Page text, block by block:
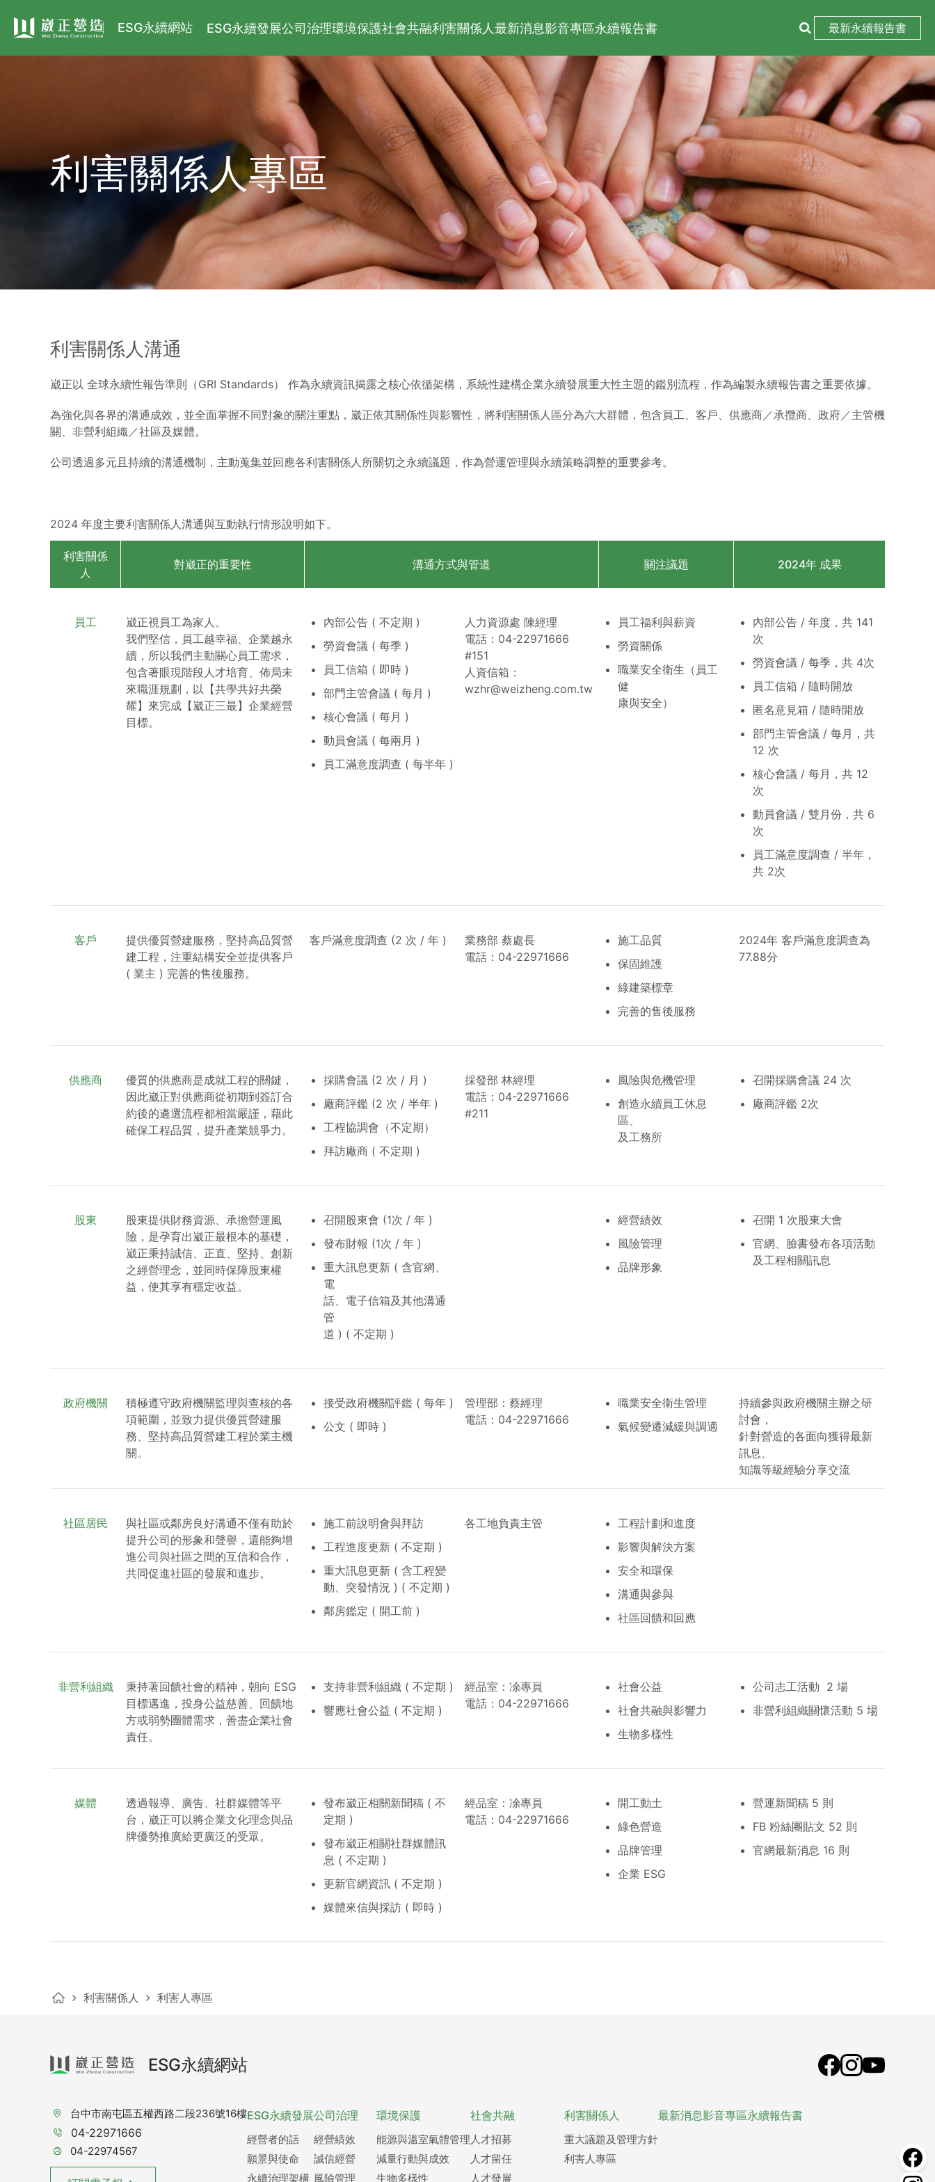
ESG永續網站 ESG永續發展公司治理環境保護社會共融利害關係人最新消息影音專區永續報告書 最新永續報告書
利害關係人專區
利害關係人溝通
崴正以 全球永續性報告準則（GRI Standards） 作為永續資訊揭露之核心依循架構，系統性建構企業永續發展重大性主題的鑑別流程，作為編製永續報告書之重要依據。
為強化與各界的溝通成效，並全面掌握不同對象的關注重點，崴正依其關係性與影響性，將利害關係人區分為六大群體，包含員工、客戶、供應商／承攬商、政府／主管機
關、非營利組織／社區及媒體。
公司透過多元且持續的溝通機制，主動蒐集並回應各利害關係人所關切之永續議題，作為營運管理與永續策略調整的重要參考。
2024 年度主要利害關係人溝通與互動執行情形說明如下。
利害關係
人
對崴正的重要性 溝通方式與管道 關注議題 2024年 成果
員工
崴正視員工為家人。
我們堅信，員工越幸福、企業越永
續，所以我們主動關心員工需求，
包含著眼現階段人才培育、佈局未
來職涯規劃，以【共學共好共榮
耀】來完成【崴正三最】企業經營
目標。
內部公告 ( 不定期 )
勞資會議 ( 每季 )
員工信箱 ( 即時 )
部門主管會議 ( 每月 )
核心會議 ( 每月 )
動員會議 ( 每兩月 )
員工滿意度調查 ( 每半年 )
人力資源處 陳經理
電話：04-22971666
#151
人資信箱：
wzhr@weizheng.com.tw
員工福利與薪資
勞資關係
職業安全衛生（員工
健
康與安全）
內部公告 / 年度，共 141
次
勞資會議 / 每季，共 4次
員工信箱 / 隨時開放
匿名意見箱 / 隨時開放
部門主管會議 / 每月，共
12 次
核心會議 / 每月，共 12
次
動員會議 / 雙月份，共 6
次
員工滿意度調查 / 半年，
共 2次
客戶
提供優質營建服務，堅持高品質營
建工程，注重結構安全並提供客戶
( 業主 ) 完善的售後服務。
客戶滿意度調查 (2 次 / 年 )
業務部 蔡處長
電話：04-22971666
施工品質
保固維護
綠建築標章
完善的售後服務
2024年 客戶滿意度調查為
77.88分
供應商
優質的供應商是成就工程的關鍵，
因此崴正對供應商從初期到簽訂合
約後的遴選流程都相當嚴謹，藉此
確保工程品質，提升產業競爭力。
採購會議 (2 次 / 月 )
廠商評鑑 (2 次 / 半年 )
工程協調會（不定期）
拜訪廠商 ( 不定期 )
採發部 林經理
電話：04-22971666
#211
風險與危機管理
創造永續員工休息
區、
及工務所
召開採購會議 24 次
廠商評鑑 2次
股東
股東提供財務資源、承擔營運風
險，是孕育出崴正最根本的基礎，
崴正秉持誠信、正直、堅持、創新
之經營理念，並同時保障股東權
益，使其享有穩定收益。
召開股東會 (1次 / 年 )
發布財報 (1次 / 年 )
重大訊息更新 ( 含官網、
電
話、電子信箱及其他溝通
管
道 ) ( 不定期 )
經營績效
風險管理
品牌形象
召開 1 次股東大會
官網、臉書發布各項活動
及工程相關訊息
政府機關
積極遵守政府機關監理與查核的各
項範圍，並致力提供優質營建服
務、堅持高品質營建工程於業主機
關。
接受政府機關評鑑 ( 每年 )
公文 ( 即時 )
管理部：蔡經理
電話：04-22971666
職業安全衛生管理
氣候變遷減緩與調適
持續參與政府機關主辦之研
討會，
針對營造的各面向獲得最新
訊息、
知識等級經驗分享交流
社區居民
與社區或鄰房良好溝通不僅有助於
提升公司的形象和聲譽，還能夠增
進公司與社區之間的互信和合作，
共同促進社區的發展和進步。
施工前說明會與拜訪
工程進度更新 ( 不定期 )
重大訊息更新 ( 含工程變
動、突發情況 ) ( 不定期 )
鄰房鑑定 ( 開工前 )
各工地負責主管
工程計劃和進度
影響與解決方案
安全和環保
溝通與參與
社區回饋和回應
非營利組織
秉持著回饋社會的精神，朝向 ESG
目標邁進，投身公益慈善、回饋地
方或弱勢團體需求，善盡企業社會
責任。
支持非營利組織 ( 不定期 )
響應社會公益 ( 不定期 )
經品室：凃專員
電話：04-22971666
社會公益
社會共融與影響力
生物多樣性
公司志工活動 2 場
非營利組織關懷活動 5 場
媒體
透過報導、廣告、社群媒體等平
台，崴正可以將企業文化理念與品
牌優勢推廣給更廣泛的受眾。
發布崴正相關新聞稿 ( 不
定期 )
發布崴正相關社群媒體訊
息 ( 不定期 )
更新官網資訊 ( 不定期 )
媒體來信與採訪 ( 即時 )
經品室：凃專員
電話：04-22971666
開工動土
綠色營造
品牌管理
企業 ESG
營運新聞稿 5 則
FB 粉絲團貼文 52 則
官網最新消息 16 則
利害關係人 利害人專區
ESG永續網站
台中市南屯區五權西路二段236號16樓
04-22971666
04-22974567
ESG永續發展
經營者的話
願景與使命
永續治理架構
公司治理
經營績效
誠信經營
風險管理
環境保護
能源與溫室氣體管理
減量行動與成效
生物多樣性
社會共融
人才招募
人才留任
人才發展
利害關係人
重大議題及管理方針
利害人專區
最新消息影音專區永續報告書